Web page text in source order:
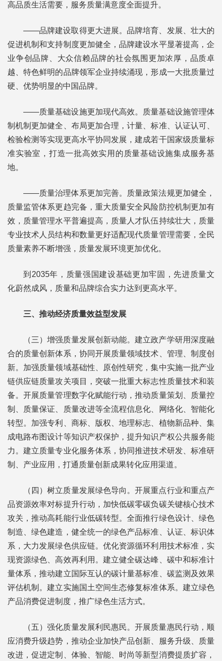
高品质生活需要，服务质量满意度全面提升。
——品牌建设取得更大进展。品牌培育、发展、壮大的
促进机制和支持制度更加健全，品牌建设水平显著提高，企
业争创品牌、大众信赖品牌的社会氛围更加浓厚，品质卓
越、特色鲜明的品牌领军企业持续涌现，形成一大批质量过
硬、优势明显的中国品牌。
——质量基础设施更加现代高效。质量基础设施管理体
制机制更加健全、布局更加合理，计量、标准、认证认可、
检验检测等实现更高水平协同发展，建成若干国家级质量标
准实验室，打造一批高效实用的质量基础设施集成服务基
地。
——质量治理体系更加完善。质量政策法规更加健全，
质量监管体系更趋完备，重大质量安全风险防控机制更加有
效，质量管理水平普遍提高，质量人才队伍持续壮大，质量
专业技术人员结构和数量更好适配现代质量管理需要，全民
质量素养不断增强，质量发展环境更加优化。
到2035年，质量强国建设基础更加牢固，先进质量文
化蔚然成风，质量和品牌综合实力达到更高水平。
三、推动经济质量效益型发展
（三）增强质量发展创新动能。建立政产学研用深度融
合的质量创新体系，协同开展质量领域技术、管理、制度创
新。加强质量领域基础性、原创性研究，集中实施一批产业
链供应链质量攻关项目，突破一批重大标志性质量技术和装
备。开展质量管理数字化赋能行动，推动质量策划、质量控
制、质量保证、质量改进等全流程信息化、网络化、智能化
转型。加强专利、商标、版权、地理标志、植物新品种、集
成电路布图设计等知识产权保护，提升知识产权公共服务能
力。建立质量专业化服务体系，协同推进技术研发、标准研
制、产业应用，打通质量创新成果转化应用渠道。
（四）树立质量发展绿色导向。开展重点行业和重点产
品资源效率对标提升行动，加快低碳零碳负碳关键核心技术
攻关，推动高耗能行业低碳转型。全面推行绿色设计、绿色
制造、绿色建造，健全统一的绿色产品标准、认证、标识体
系，大力发展绿色供应链。优化资源循环利用技术标准，实
现资源绿色、高效再利用。建立健全碳达峰、碳中和标准计
量体系，推动建立国际互认的碳计量基标准、碳监测及效果
评估机制。建立实施国土空间生态修复标准体系。建立绿色
产品消费促进制度，推广绿色生活方式。
（五）强化质量发展利民惠民。开展质量惠民行动，顺
应消费升级趋势，推动企业加快产品创新、服务升级、质量
改进，促进定制、体验、智能、时尚等新型消费提质扩容，